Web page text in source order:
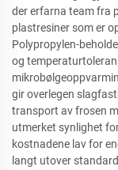
der erfarna team fra
plastresiner som er
Polypropylen-
og
gir overlegen
transport av frosen
utmerket synlighet
kostnadene lav for
langt utover